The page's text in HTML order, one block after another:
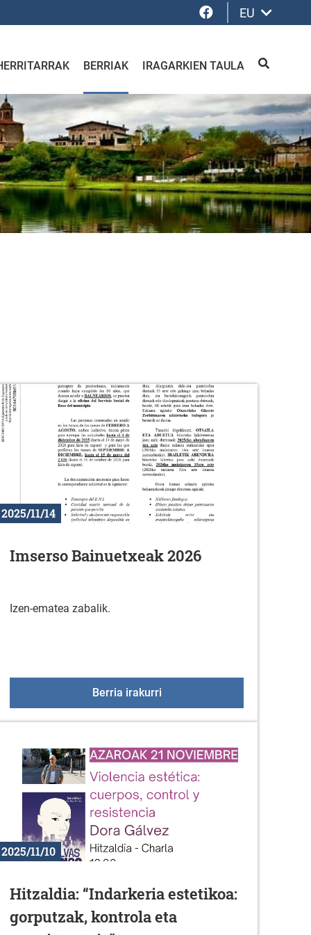
Facebook
EU
BERRIAK IRAGARKIEN TAULA BILATU
Indarkeria Matxistaren Kontrako Nazioarteko Eguna
2025/11/14
Imserso Bainuetxeak 2026
Izen-ematea zabalik.
Berria irakurriImserso Bainuetxeak 2026
2025/11/10
Hitzaldia: “Indarkeria estetikoa:
gorputzak, kontrola eta